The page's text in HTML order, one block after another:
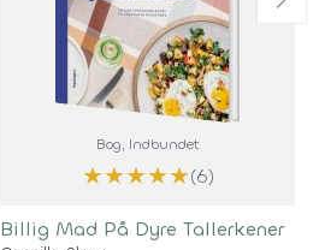
Bog, Indbundet
★★★★★(6)
Billig Mad På Dyre Tallerkener